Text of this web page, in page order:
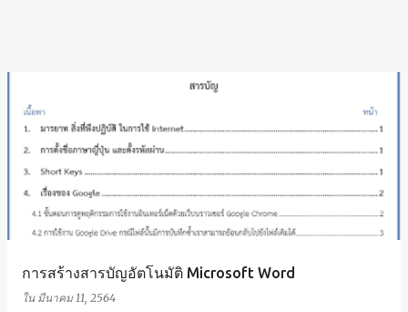
การสร้างสารบัญอัตโนมัติ Microsoft Word
ใน มีนาคม 11, 2564